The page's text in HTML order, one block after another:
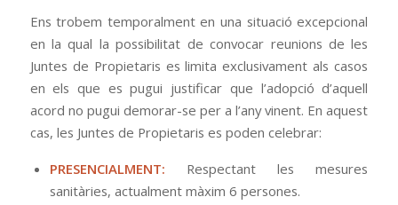
Ens trobem temporalment en una situació excepcional
en la qual la possibilitat de convocar reunions de les
Juntes de Propietaris es limita exclusivament als casos
en els que es pugui justificar que l’adopció d’aquell
acord no pugui demorar-se per a l’any vinent. En aquest
cas, les Juntes de Propietaris es poden celebrar:
PRESENCIALMENT: Respectant les mesures
sanitàries, actualment màxim 6 persones.